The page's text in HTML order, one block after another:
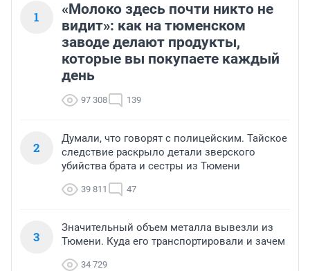
1
«Молоко здесь почти никто не
видит»: как на тюменском
заводе делают продукты,
которые вы покупаете каждый
день
97 308 139
2
Думали, что говорят с полицейским. Тайское
следствие раскрыло детали зверского
убийства брата и сестры из Тюмени
39 811 47
3
Значительный объем металла вывезли из
Тюмени. Куда его транспортировали и зачем
34 729